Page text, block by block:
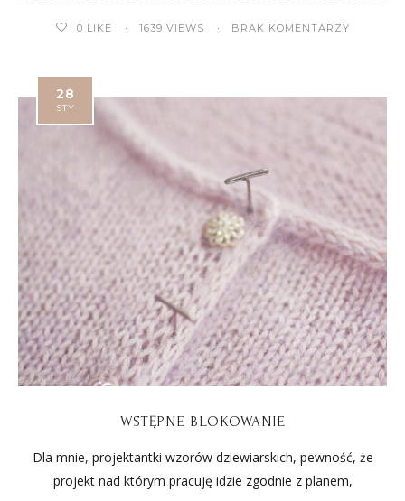
0 LIKE 1639 VIEWS BRAK KOMENTARZY
28
STY
WSTĘPNE BLOKOWANIE
Dla mnie, projektantki wzorów dziewiarskich, pewność, że
projekt nad którym pracuję idzie zgodnie z planem,